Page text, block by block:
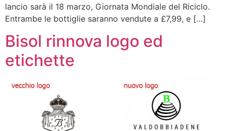
lancio sarà il 18 marzo, Giornata Mondiale del Riciclo.
Entrambe le bottiglie saranno vendute a £7,99, e […]
Bisol rinnova logo ed
etichette